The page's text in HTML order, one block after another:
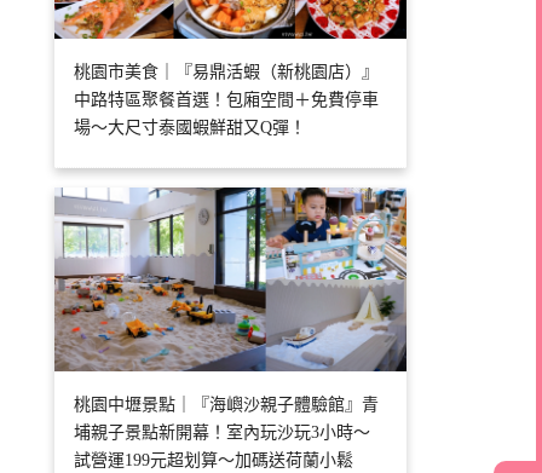
桃園市美食｜『易鼎活蝦（新桃園店）』
中路特區聚餐首選！包廂空間＋免費停車
場～大尺寸泰國蝦鮮甜又Q彈！
桃園中壢景點｜『海嶼沙親子體驗館』青
埔親子景點新開幕！室內玩沙玩3小時～
試營運199元超划算～加碼送荷蘭小鬆